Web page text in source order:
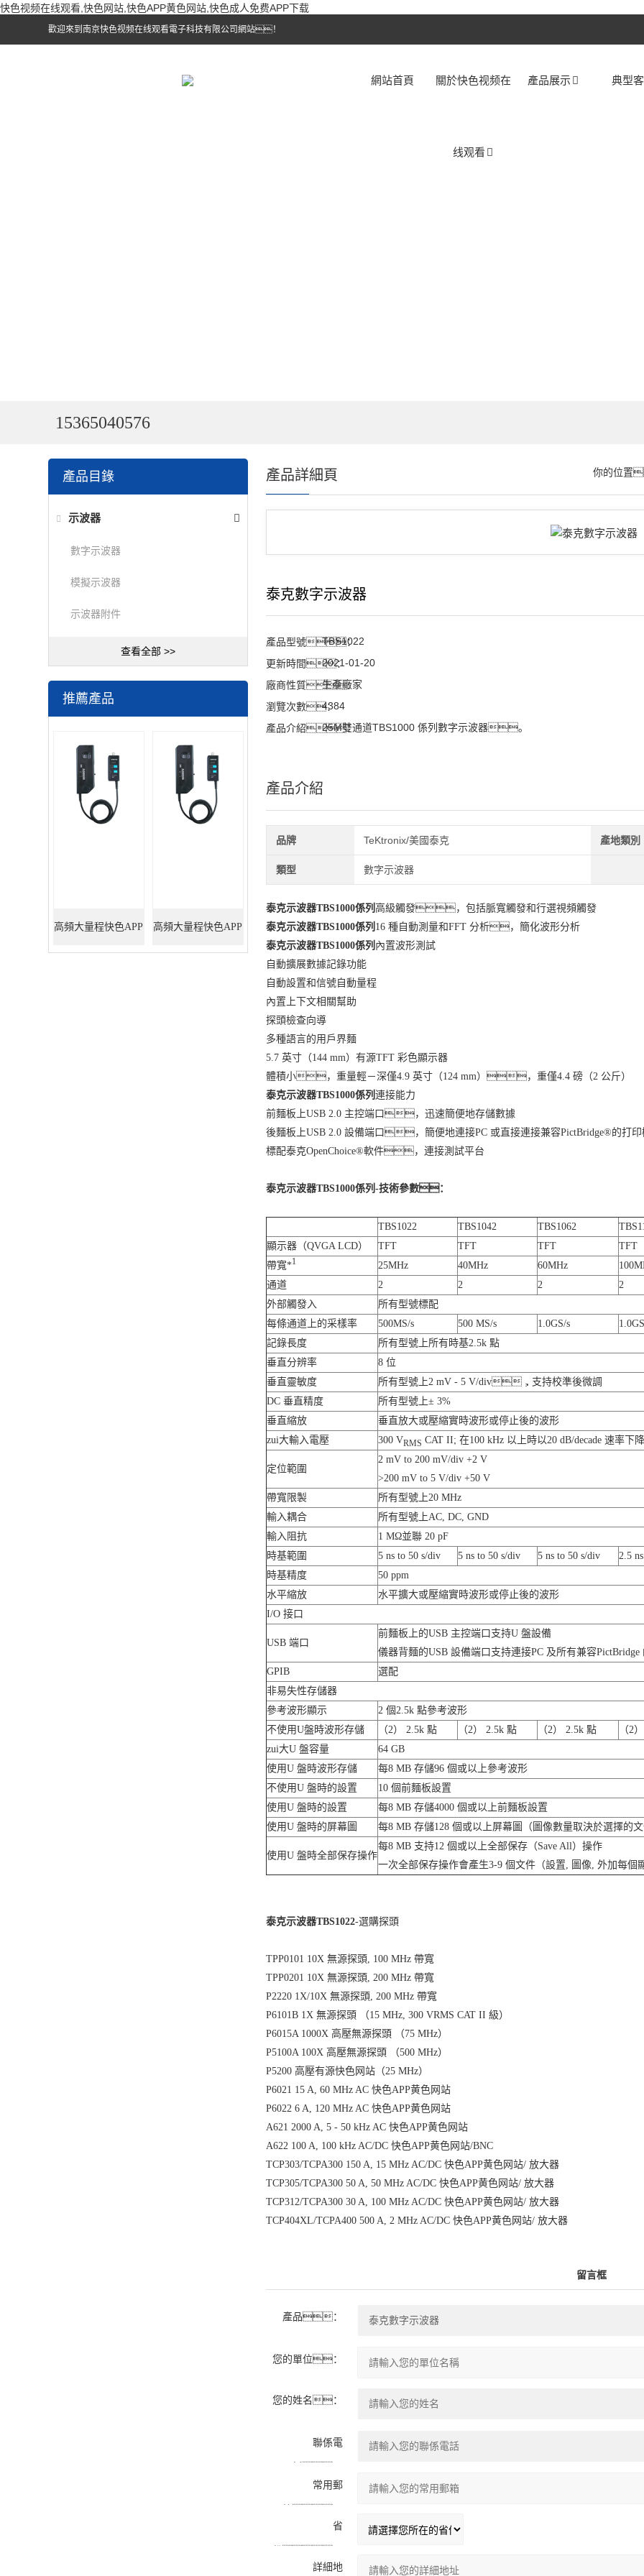
快色视频在线观看,快色网站,快色APP黄色网站,快色成人免费APP下载
歡迎來到南京快色视频在线观看電子科技有限公司網站！
網站首頁 關於快色视频在
线观看
產品展示 典型
15365040576
產品目錄
示波器
數字示波器
模擬示波器
示波器附件
查看全部 >>
推薦產品
高頻大量程快色APP 高頻大量程快色APP
你的位置
產品詳細頁
泰克數字示波器
產品型號：
TBS1022
更新時間：2021-01-20
廠商性質：
生產廠家
瀏覽次數：
4384
產品介紹：25M雙通道TBS1000 係列數字示波器。
產品介紹
品牌 TeKtronix/美國泰克 產地類別
類型 數字示波器
泰克示波器TBS1000係列 高級觸發，包括脈寬觸發和行選視頻觸發
泰克示波器TBS1000係列 16 種自動測量和FFT 分析，簡化波形分析
泰克示波器TBS1000係列 內置波形測試
自動擴展數據記錄功能
自動設置和信號自動量程
內置上下文相關幫助
探頭檢查向導
多種語言的用戶界麵
5.7 英寸（144 mm）有源TFT 彩色顯示器
體積小，重量輕－深僅4.9 英寸（124 mm），重僅4.4 磅（2 公斤）
泰克示波器TBS1000係列 連接能力
前麵板上USB 2.0 主控端口，迅速簡便地存儲數據
後麵板上USB 2.0 設備端口，簡便地連接PC 或直接連接兼容PictBridge®的打
標配泰克OpenChoice®軟件，連接測試平台
泰克示波器TBS1000係列-技術參數：
TBS1022 TBS1042 TBS1062
顯示器（QVGA LCD）
TFT TFT TFT
TFT
帶寬*1 25MHz 40MHz 60MHz
通道
2 2 2
2
外部觸發入
所有型號標配
每條通道上的采樣率
500MS/s 500 MS/s 1.0GS/s
記錄長度
所有型號上所有時基2.5k 點
垂直分辨率
8 位
垂直靈敏度
所有型號上2 mV - 5 V/div，支持校準後微調
DC 垂直精度
所有型號上± 3%
垂直縮放
垂直放大或壓縮實時波形或停止後的波形
zui大輸入電壓
300 VRMS CAT II; 在100 kHz 以上時以20 dB/decade 速率
定位範圍
2 mV to 200 mV/div +2 V
>200 mV to 5 V/div +50 V
帶寬限製
所有型號上20 MHz
輸入耦合
所有型號上AC, DC, GND
輸入阻抗
1 MΩ並聯 20 pF
時基範圍
5 ns to 50 s/div 5 ns to 50 s/div 5 ns to 50 s/div
2.5
時基精度
50 ppm
水平縮放
水平擴大或壓縮實時波形或停止後的波形
I/O 接口
USB 端口
前麵板上的USB 主控端口支持U 盤設備
儀器背麵的USB 設備端口支持連接PC 及所有兼容PictBridge
GPIB
選配
非易失性存儲器
參考波形顯示
2 個2.5k 點參考波形
不使用U盤時波形存儲
（2） 2.5k 點 （2） 2.5k 點 （2） 2.5k 點
（2
zui大U 盤容量
64 GB
使用U 盤時波形存儲
每8 MB 存儲96 個或以上參考波形
不使用U 盤時的設置
10 個前麵板設置
使用U 盤時的設置
每8 MB 存儲4000 個或以上前麵板設置
使用U 盤時的屏幕圖
每8 MB 存儲128 個或以上屏幕圖（圖像數量取決於選擇的
使用U 盤時全部保存操作
每8 MB 支持12 個或以上全部保存（Save All）操作
一次全部保存操作會產生3-9 個文件（設置, 圖像, 外加每個
泰克示波器TBS1022-選購探頭
TPP0101 10X 無源探頭, 100 MHz 帶寬
TPP0201 10X 無源探頭, 200 MHz 帶寬
P2220 1X/10X 無源探頭, 200 MHz 帶寬
P6101B 1X 無源探頭 （15 MHz, 300 VRMS CAT II 級）
P6015A 1000X 高壓無源探頭 （75 MHz）
P5100A 100X 高壓無源探頭 （500 MHz）
P5200 高壓有源快色网站（25 MHz）
P6021 15 A, 60 MHz AC 快色APP黄色网站
P6022 6 A, 120 MHz AC 快色APP黄色网站
A621 2000 A, 5 - 50 kHz AC 快色APP黄色网站
A622 100 A, 100 kHz AC/DC 快色APP黄色网站/BNC
TCP303/TCPA300 150 A, 15 MHz AC/DC 快色APP黄色网站/ 放大器
TCP305/TCPA300 50 A, 50 MHz AC/DC 快色APP黄色网站/ 放大器
TCP312/TCPA300 30 A, 100 MHz AC/DC 快色APP黄色网站/ 放大器
TCP404XL/TCPA400 500 A, 2 MHz AC/DC 快色APP黄色网站/ 放大器
留言框
產品：
您的單位：
您的姓名：
聯係電
常用郵
省
詳細地